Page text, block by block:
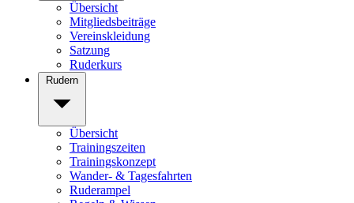
Übersicht
Mitgliedsbeiträge
Vereinskleidung
Satzung
Ruderkurs
Rudern
Übersicht
Trainingszeiten
Trainingskonzept
Wander- & Tagesfahrten
Ruderampel